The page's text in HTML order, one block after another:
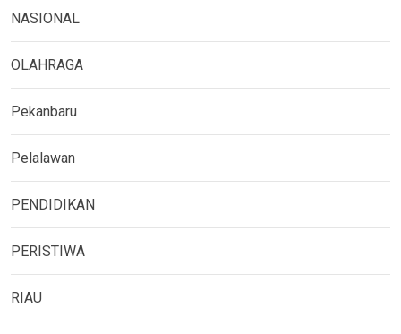
NASIONAL
OLAHRAGA
Pekanbaru
Pelalawan
PENDIDIKAN
PERISTIWA
RIAU